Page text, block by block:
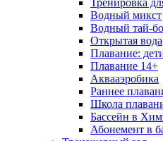
Водный микст
Водный тай-бо
Открытая вода
Плавание:
Плавание 14+
Аквааэробика
Раннее
Школа
Бассейн в
Абонемент в